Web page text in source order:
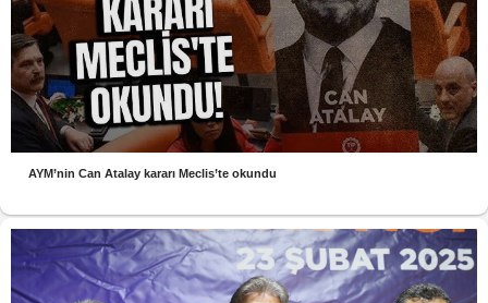
AYM’nin Can Atalay kararı Meclis’te okundu